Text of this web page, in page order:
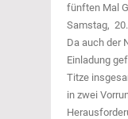
fünften Mal
Samstag,
Da auch der
Einladung
Titze
in zwei